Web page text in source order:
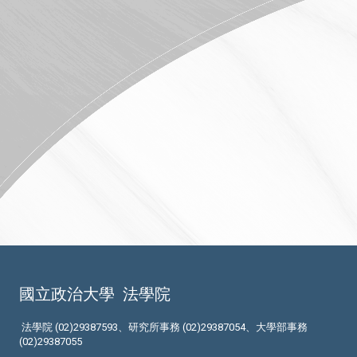
國立政治大學 法學院
法學院 (02)29387593、研究所事務 (02)29387054、大學部事務
(02)29387055